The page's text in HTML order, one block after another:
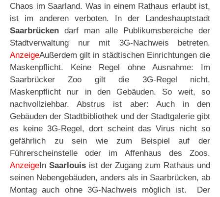
Chaos im Saarland. Was in einem Rathaus erlaubt ist,
ist im anderen verboten. In der Landeshauptstadt
Saarbrücken darf man alle Publikumsbereiche der
Stadtverwaltung nur mit 3G-Nachweis betreten.
AnzeigeAußerdem gilt in städtischen Einrichtungen die
Maskenpflicht. Keine Regel ohne Ausnahme: Im
Saarbrücker Zoo gilt die 3G-Regel nicht,
Maskenpflicht nur in den Gebäuden. So weit, so
nachvollziehbar. Abstrus ist aber: Auch in den
Gebäuden der Stadtbibliothek und der Stadtgalerie gibt
es keine 3G-Regel, dort scheint das Virus nicht so
gefährlich zu sein wie zum Beispiel auf der
Führerscheinstelle oder im Affenhaus des Zoos.
AnzeigeIn Saarlouisist der Zugang zum Rathaus und
seinen Nebengebäuden, anders als in Saarbrücken, ab
Montag auch ohne 3G-Nachweis möglich ist. Der